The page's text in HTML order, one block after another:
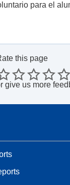
para el
this page
give us more